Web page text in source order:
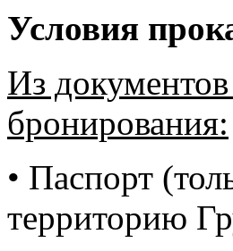
Условия
Из
бронирования:
• Паспорт
территорию